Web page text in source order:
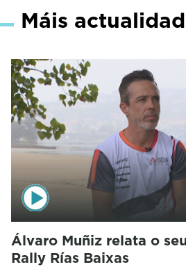
Máis
Álvaro Muñiz relata o
Rally Rías Baixas